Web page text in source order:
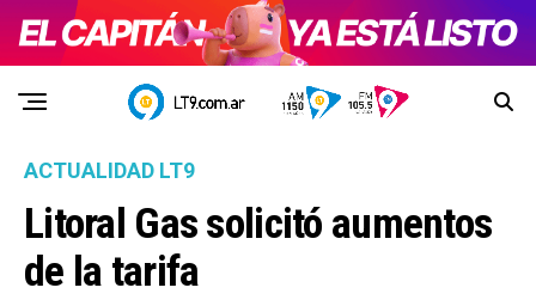
ACTUALIDAD LT9
Litoral Gas solicitó aumentos
de la tarifa